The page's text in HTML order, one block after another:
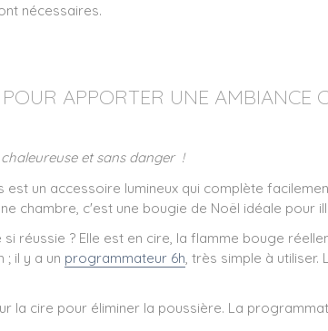
nécessaires.
APPORTER UNE AMBIANCE
et sans danger !
un accessoire lumineux qui complète
chambre, c'est une bougie de Noël idéale pour
réussie ? Elle est en cire, la flamme bouge
il y a un programmateur 6h, très simple à utiliser.
la cire pour éliminer la poussière. La